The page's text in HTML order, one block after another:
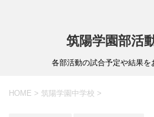
筑陽学園部活
各部活動の試合予定や結果を
HOME > 筑陽学園中学校 >